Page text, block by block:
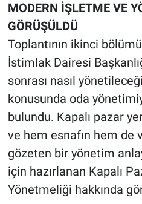
MODERN İŞLETME VE
GÖRÜŞÜLDÜ
Toplantının ikinci
İstimlak Dairesi
sonrası nasıl
konusunda oda
bulundu. Kapalı pazar
ve hem esnafın hem de
gözeten bir yönetim
için hazırlanan Kapalı
Yönetmeliği hakkında